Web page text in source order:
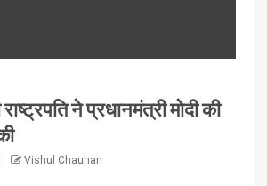
ने प्रधानमंत्री मोदी की
Vishul Chauhan